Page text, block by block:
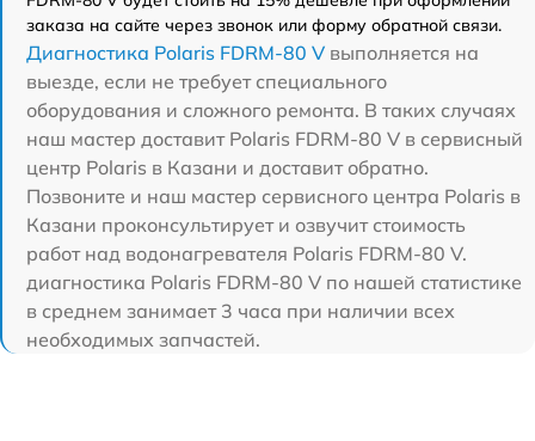
заказа на сайте через звонок или форму обратной связи.
Диагностика Polaris FDRM-80 V выполняется на
выезде, если не требует специального
оборудования и сложного ремонта. В таких случаях
наш мастер доставит Polaris FDRM-80 V в сервисный
центр Polaris в Казани и доставит обратно.
Позвоните и наш мастер сервисного центра Polaris в
Казани проконсультирует и озвучит стоимость
работ над водонагревателя Polaris FDRM-80 V.
диагностика Polaris FDRM-80 V по нашей статистике
в среднем занимает 3 часа при наличии всех
необходимых запчастей.